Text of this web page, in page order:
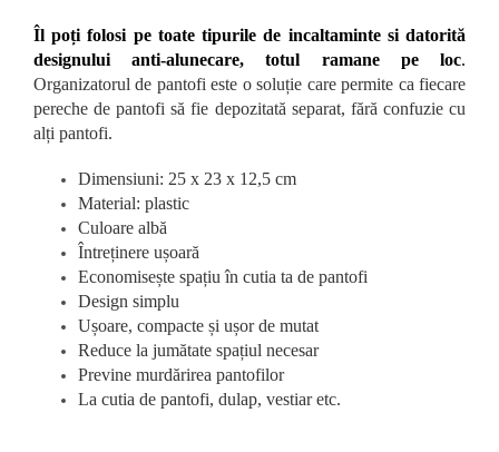
Îl poți folosi pe toate tipurile de incaltaminte si datorită
designului anti-alunecare, totul ramane pe loc.
Organizatorul de pantofi este o soluție care permite ca fiecare
pereche de pantofi să fie depozitată separat, fără confuzie cu
alți pantofi.
Dimensiuni: 25 x 23 x 12,5 cm
Material: plastic
Culoare albă
Întreținere ușoară
Economisește spațiu în cutia ta de pantofi
Design simplu
Ușoare, compacte și ușor de mutat
Reduce la jumătate spațiul necesar
Previne murdărirea pantofilor
La cutia de pantofi, dulap, vestiar etc.